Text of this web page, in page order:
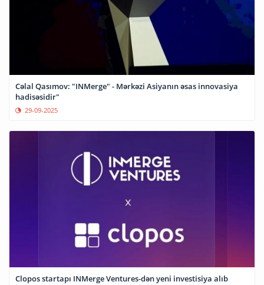
Cəlal Qasımov: "INMerge" - Mərkəzi Asiyanın əsas innovasiya
hadisəsidir"
29-09-2025
Clopos startapı INMerge Ventures-dən yeni investisiya alıb